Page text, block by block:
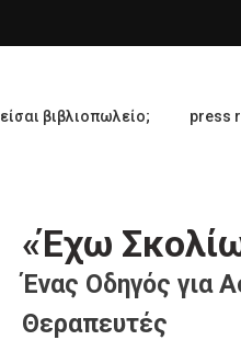
είσαι βιβλιοπωλείο; press
«Έχω
Ένας Οδηγός για
Θεραπευτές